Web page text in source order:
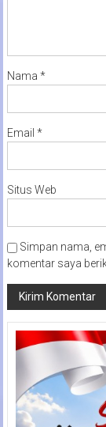
Nama *
Email *
Situs Web
Simpan nama,
komentar saya